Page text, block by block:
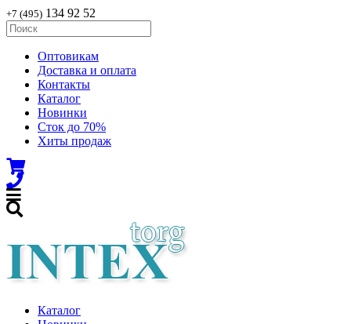
+7 (495) 134 92 52
Оптовикам
Доставка и оплата
Контакты
Каталог
Новинки
Сток до 70%
Хиты продаж
Каталог